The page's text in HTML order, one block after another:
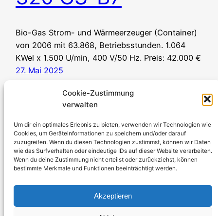
Cookie-Zustimmung
verwalten
Um dir ein optimales Erlebnis zu bieten, verwenden wir Technologien wie
Cookies, um Geräteinformationen zu speichern und/oder darauf
zuzugreifen. Wenn du diesen Technologien zustimmst, können wir Daten
wie das Surfverhalten oder eindeutige IDs auf dieser Website verarbeiten.
Wenn du deine Zustimmung nicht erteilst oder zurückziehst, können
bestimmte Merkmale und Funktionen beeinträchtigt werden.
Akzeptieren
Bio-Gas Strom- und Wärmeerzeuger (Container)
von 2006 mit 63.868, Betriebsstunden. 1.064
KWel x 1.500 U/min, 400 V/50 Hz. Preis: 42.000 €
27. Mai 2025
Stromerzeuger-Discount.de
Kürtener Straße 13, D-51465 Bergisch Gladbach
Vertriebsbeauftragter: Michael Jochmann